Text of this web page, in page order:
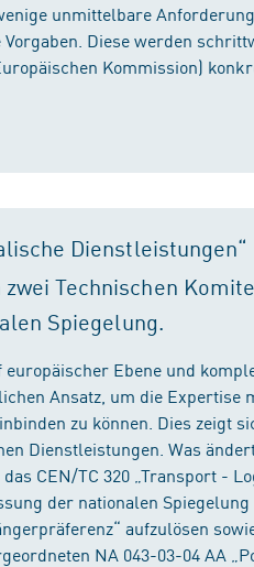
unmittelbare
Diese werden
Kommission)
Dienstleistungen“
Technischen
Spiegelung.
Ebene und
Ansatz, um die
zu können. Dies zeigt
Dienstleistungen. Was
CEN/TC 320 „Transport -
der nationalen
aufzulösen
NA 043-03-04 AA